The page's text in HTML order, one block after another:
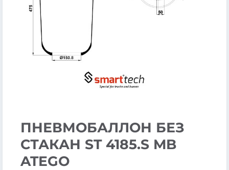
ПНЕВМОБАЛЛОН БЕЗ
СТАКАН ST 4185.S MB
ATEGO